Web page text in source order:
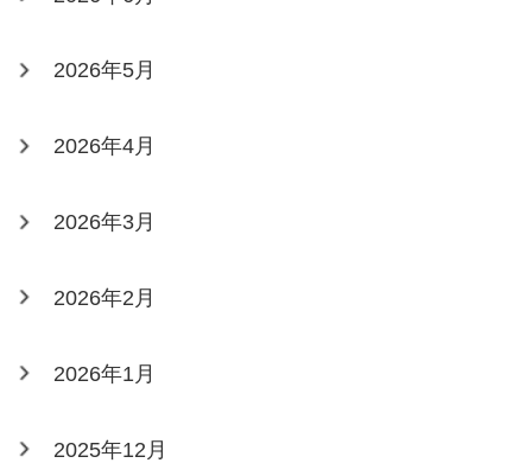
2026年5月
2026年4月
2026年3月
2026年2月
2026年1月
2025年12月